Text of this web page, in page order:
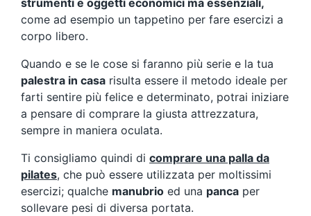
strumenti e oggetti economici ma essenziali,
come ad esempio un tappetino per fare esercizi a
corpo libero.
Quando e se le cose si faranno più serie e la tua
palestra in casa risulta essere il metodo ideale per
farti sentire più felice e determinato, potrai iniziare
a pensare di comprare la giusta attrezzatura,
sempre in maniera oculata.
Ti consigliamo quindi di comprare una palla da
pilates, che può essere utilizzata per moltissimi
esercizi; qualche manubrio ed una panca per
sollevare pesi di diversa portata.